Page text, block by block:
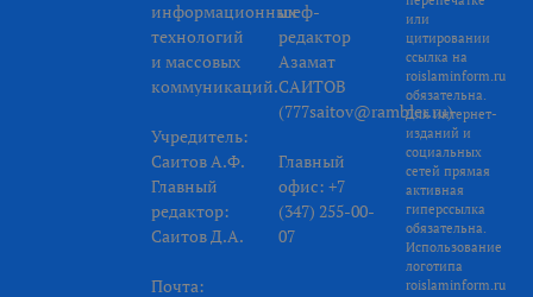
информационных
технологий
и массовых
коммуникаций.
Учредитель:
Саитов А.Ф.
Главный
редактор:
Саитов Д.А.
Почта:
шеф-
редактор
Азамат
САИТОВ
(777saitov@rambler.ru)
Главный
офис: +7
(347) 255-00-
07
или
цитировании
ссылка на
roislaminform.ru
обязательна.
Для интернет-
изданий и
социальных
сетей прямая
активная
гиперссылка
обязательна.
Использование
логотипа
roislaminform.ru